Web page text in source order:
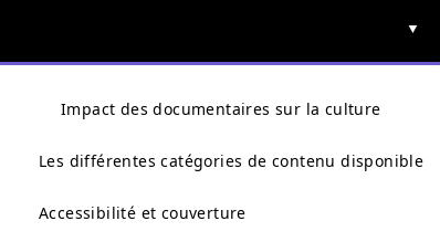
Impact des documentaires sur la culture
Les différentes catégories de contenu disponible
Accessibilité et couverture